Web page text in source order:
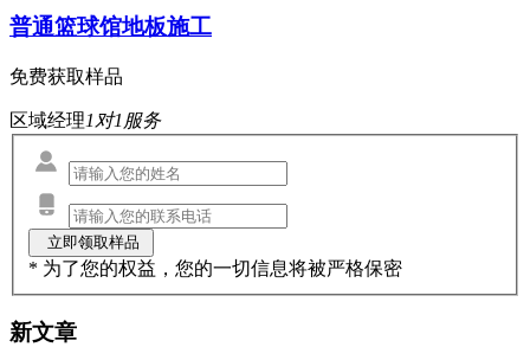
普通篮球馆地板施工
免费获取样品
区域经理1对1服务
* 为了您的权益，您的一切信息将被严格保密
新文章